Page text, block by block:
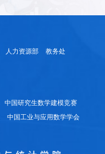
人力资源部
教务处
中国研究生数学建模竞赛
中国工业与应用数学学会